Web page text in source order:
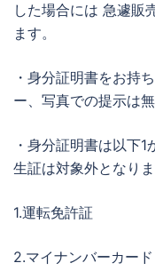
した場合には 急遽販
ます。
・身分証明書をお持
ー、写真での提示は
・身分証明書は以下
生証は対象外となり
1.運転免許証
2.マイナンバーカード